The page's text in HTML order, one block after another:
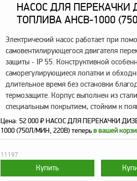
техпластина МБС
Соединительная
арматура
Устройства
заземления
автоцистерн и
комплектующие
Продукция НПП
СЕНСОР
Газоаналитическое
оборудование
Эксплуатационное
оборудование
НАСОС ДЛЯ ПЕРЕКАЧКИ
ТОПЛИВА AHCB-1000
Электрический насос работает при
самовентилирующегося двигателя
защиты - IP 55. Конструктивной
саморегулирующиеся лопатки и
длительное время без остановки
термозащите. Корпус выполнен из
специальным покрытием, стойким к
Цена: 52 000₽НАСОС ДЛЯ ПЕРЕКАЧКИ
1000 (750Л/МИН, 220В) теперьв вашей
11197